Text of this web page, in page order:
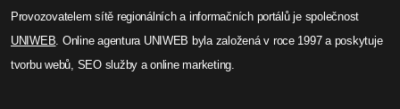
Provozovatelem sítě regionálních a informačních portálů je společnost
UNIWEB . Online agentura UNIWEB byla založená v roce 1997 a poskytuje
tvorbu webů, SEO služby a online marketing.